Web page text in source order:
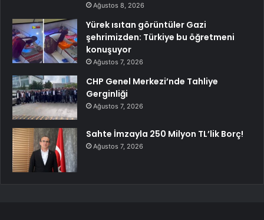
Ağustos 8, 2026
Yürek ısıtan görüntüler Gazi
şehrimizden: Türkiye bu öğretmeni
konuşuyor
Ağustos 7, 2026
CHP Genel Merkezi’nde Tahliye
Gerginliği
Ağustos 7, 2026
Sahte İmzayla 250 Milyon TL’lik Borç!
Ağustos 7, 2026